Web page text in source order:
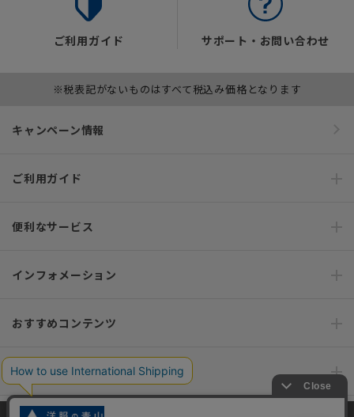
ご利用ガイド サポート・お問い合わせ
※税表記がないものはすべて税込み価格となります
キャンペーン情報
ご利用ガイド
便利なサービス
インフォメーション
おすすめコンテンツ
ポリシー・企業情報